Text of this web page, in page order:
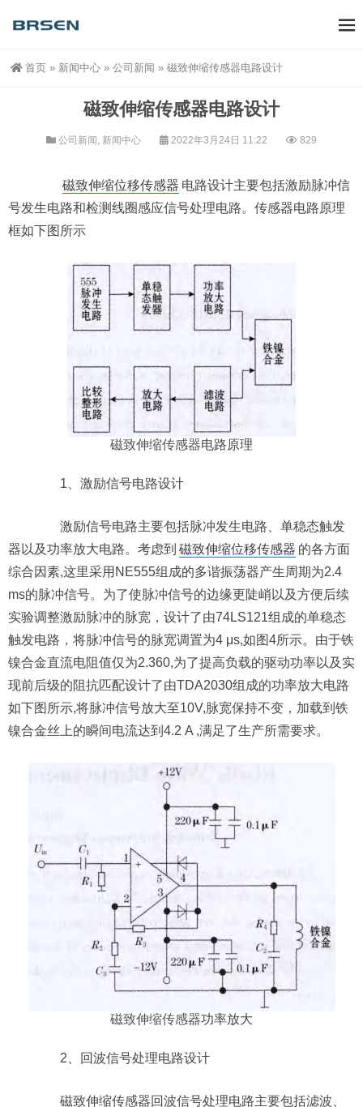
首页 » 新闻中心 » 公司新闻 » 磁致伸缩传感器电路设计
磁致伸缩传感器电路设计
公司新闻 , 新闻中心 2022年3月24日 11:22 829
磁致伸缩位移传感器 电路设计主要包括激励脉冲信
号发生电路和检测线圈感应信号处理电路。传感器电路原理
框如下图所示
磁致伸缩传感器电路原理
1、激励信号电路设计
激励信号电路主要包括脉冲发生电路、单稳态触发
器以及功率放大电路。考虑到 磁致伸缩位移传感器 的各方面
综合因素,这里采用NE555组成的多谐振荡器产生周期为2.4
ms的脉冲信号。为了使脉冲信号的边缘更陡峭以及方便后续
实验调整激励脉冲的脉宽，设计了由74LS121组成的单稳态
触发电路，将脉冲信号的脉宽调置为4 μs,如图4所示。由于铁
镍合金直流电阻值仅为2.360,为了提高负载的驱动功率以及实
现前后级的阻抗匹配设计了由TDA2030组成的功率放大电路
如下图所示,将脉冲信号放大至10V,脉宽保持不变，加载到铁
镍合金丝上的瞬间电流达到4.2 A ,满足了生产所需要求。
磁致伸缩传感器功率放大
2、回波信号处理电路设计
磁致伸缩传感器回波信号处理电路主要包括滤波、